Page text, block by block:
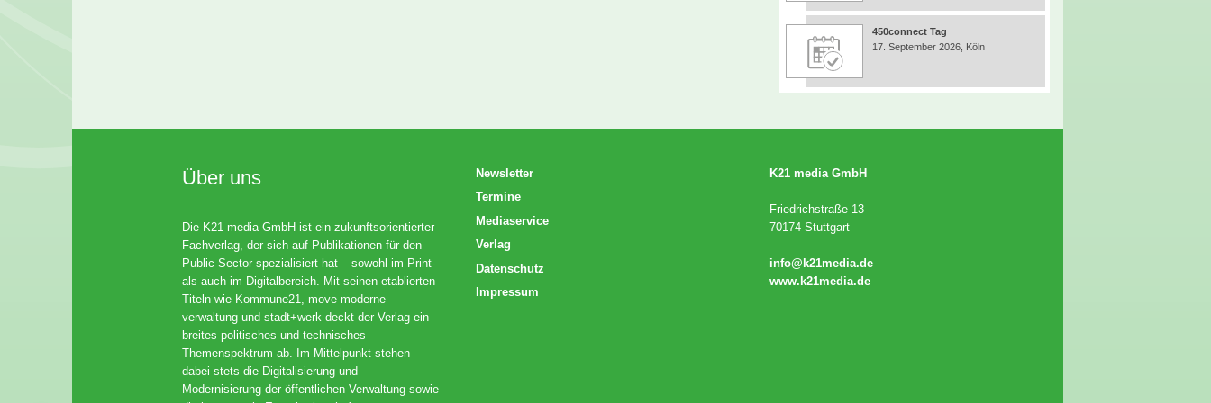
450connect Tag
17. September 2026, Köln
Über uns
Die K21 media GmbH ist ein zukunftsorientierter
Fachverlag, der sich auf Publikationen für den
Public Sector spezialisiert hat – sowohl im Print-
als auch im Digitalbereich. Mit seinen etablierten
Titeln wie Kommune21, move moderne
verwaltung und stadt+werk deckt der Verlag ein
breites politisches und technisches
Themenspektrum ab. Im Mittelpunkt stehen
dabei stets die Digitalisierung und
Modernisierung der öffentlichen Verwaltung sowie
Newsletter
Termine
Mediaservice
Verlag
Datenschutz
Impressum
K21 media GmbH
Friedrichstraße 13
70174 Stuttgart
info@k21media.de
www.k21media.de